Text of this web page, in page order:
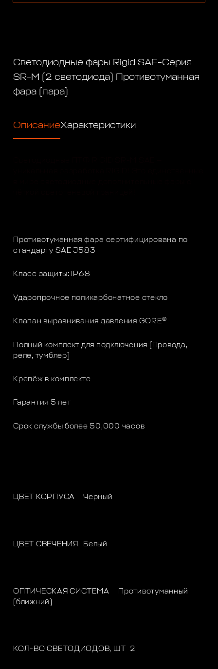
Светодиодные фары Rigid SAE-Серия
SR-M (2 светодиода) Противотуманная
фара (пара)
ОписаниеХарактеристики
Противотуманная фара сертифицирована по
стандарту SAE J583
Класс защиты: IP68
Ударопрочное поликарбонатное стекло
Клапан выравнивания давления GORE®
Полный комплект для подключения (Провода,
реле, тумблер)
Крепёж в комплекте
Гарантия 5 лет
Срок службы более 50,000 часов
ЦВЕТ КОРПУСА Черный
ЦВЕТ СВЕЧЕНИЯ Белый
ОПТИЧЕСКАЯ СИСТЕМА
Противотуманный
(ближний)
КОЛ-ВО СВЕТОДИОДОВ, ШТ 2